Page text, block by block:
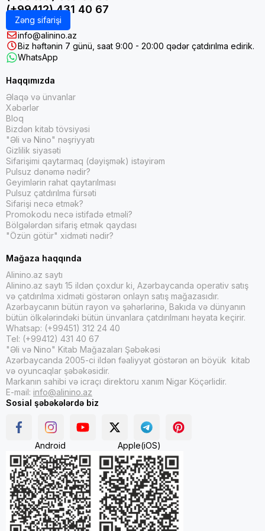
əlindəki işığı itirəcək və pis görüntü görəcəksən.
Teleskop
Teleskop əsasən üç növdə ayrılır:
( refraktor ),güzgülü( reflektor ) və
Bu növlər içərisində haqqında daha geniş danışacağımız
növ çoxlarının sevdiyi linzalı teleskoplardır.
Linzalı teleskoplar
Linzalı teleskoplar çoxumuzun ağlına həkk olunan növdür.
Bu tiplərin qabağında işığı toplayan lens var.
Həm peşəkarların, həm də həvəskarların çox tez-tez
müraciət etdiyi bu linzalı teleskoplarla səma cismlərini
rahatlıqla izləmək mümkündür.
(+99412) 431 40 67
Zəng sifarişi
info@alinino.az
Biz həftənin 7 günü, saat 9:00 - 20:00 qədər çatdırılma edirik.
WhatsApp
Haqqımızda
Əlaqə və ünvanlar
Xəbərlər
Bloq
Bizdən kitab tövsiyəsi
"Əli və Nino" nəşriyyatı
Gizlilik siyasəti
Sifarişimi qaytarmaq (dəyişmək) istəyirəm
Pulsuz dənəmə nədir?
Geyimlərin rahat qaytarılması
Pulsuz çatdırılma fürsəti
Sifarişi necə etmək?
Promokodu necə istifadə etməli?
Bölgələrdən sifariş etmək qaydası
"Özün götür" xidməti nədir?
Mağaza haqqında
Alinino.az saytı
Alinino.az saytı 15 ildən çoxdur ki, Azərbaycanda operativ satış
və çatdırılma xidməti göstərən onlayn satış mağazasıdır.
Azərbaycanın bütün rayon və şəhərlərinə, Bakıda və dünyanın
bütün ölkələrindəki bütün ünvanlara çatdırılmanı həyata keçirir.
Whatsap: (+99451) 312 24 40
Tel: (+99412) 431 40 67
"Əli və Nino" Kitab Mağazaları Şəbəkəsi
Azərbaycanda 2005-ci ildən fəaliyyət göstərən ən böyük kitab
və oyuncaqlar şəbəkəsidir.
Markanın sahibi və icraçı direktoru xanım Nigar Köçərlidir.
E-mail: info@alinino.az
Sosial şəbəkələrdə biz
Android Apple(iOS)